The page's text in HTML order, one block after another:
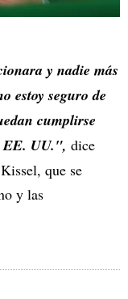
y nadie más
estoy seguro de
cumplirse
EE. UU.", dice
que se
y las